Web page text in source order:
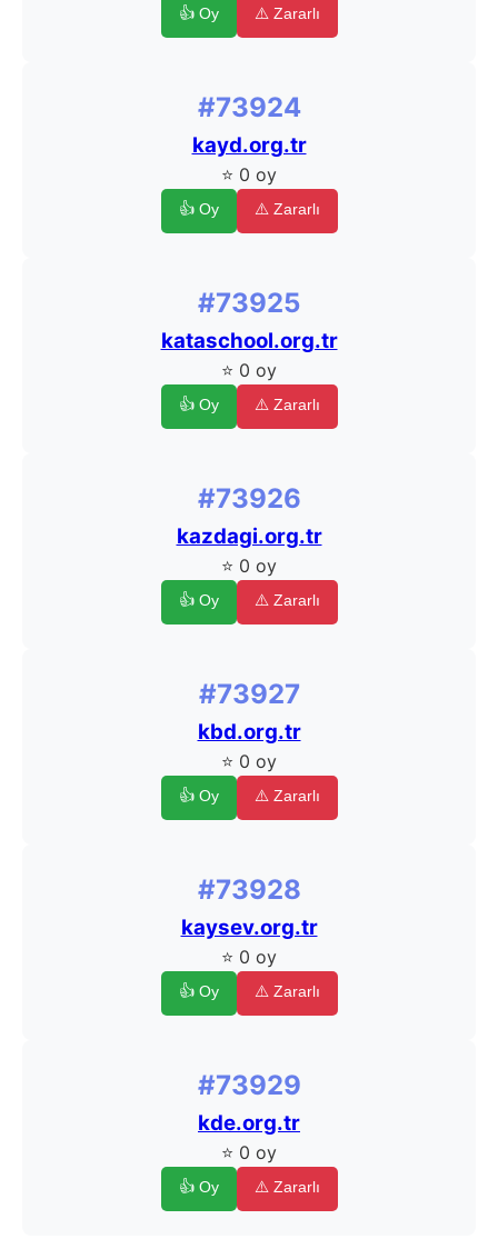
👍 Oy ⚠️ Zararlı
#73924
kayd.org.tr
⭐ 0 oy
👍 Oy ⚠️ Zararlı
#73925
kataschool.org.tr
⭐ 0 oy
👍 Oy ⚠️ Zararlı
#73926
kazdagi.org.tr
⭐ 0 oy
👍 Oy ⚠️ Zararlı
#73927
kbd.org.tr
⭐ 0 oy
👍 Oy ⚠️ Zararlı
#73928
kaysev.org.tr
⭐ 0 oy
👍 Oy ⚠️ Zararlı
#73929
kde.org.tr
⭐ 0 oy
👍 Oy ⚠️ Zararlı